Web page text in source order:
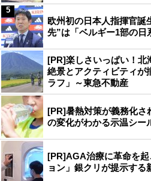
欧州初の日本人指揮官誕
先”は「ベルギー1部の日
5
[PR]楽しさいっぱい！北
絶景とアクティビティが
ラフ」～東急不動産
[PR]暑熱対策が義務化さ
の変化がわかる示温シー
[PR]AGA治療に革命を
ョン」銀クリが提示する